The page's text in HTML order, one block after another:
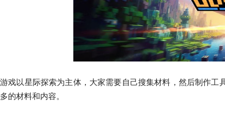
游戏以星际探索为主体，大家需要自己搜集材料，然后制作
多的材料和内容。